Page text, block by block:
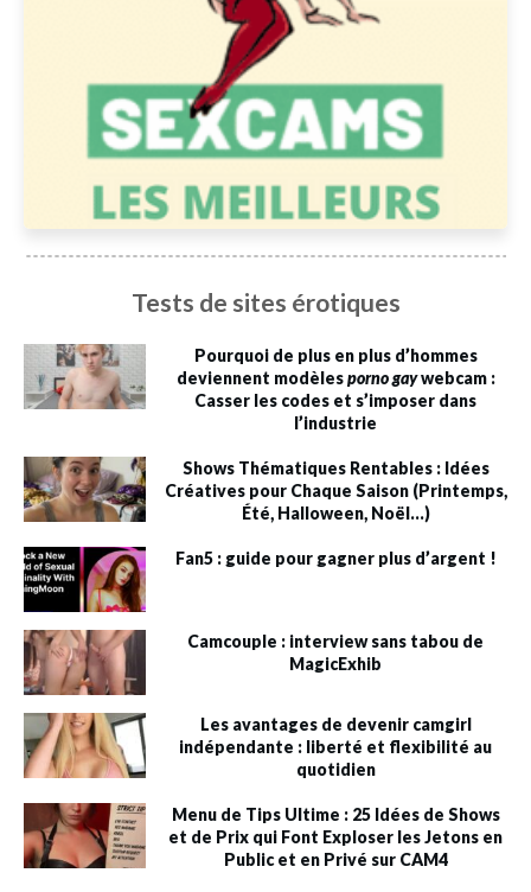
Tests de sites érotiques
Pourquoi de plus en plus d’hommes
deviennent modèlesporno gaywebcam :
Casser les codes et s’imposer dans
l’industrie
Shows Thématiques Rentables : Idées
Créatives pour Chaque Saison (Printemps,
Été, Halloween, Noël…)
Fan5 : guide pour gagner plus d’argent !
Camcouple : interview sans tabou de
MagicExhib
Les avantages de devenir camgirl
indépendante : liberté et flexibilité au
quotidien
Menu de Tips Ultime : 25 Idées de Shows
et de Prix qui Font Exploser les Jetons en
Public et en Privé sur CAM4